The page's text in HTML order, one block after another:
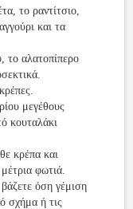
το ραντίτσιο,
και τα
το αλατοπίπερο
μεγέθους
κουταλάκι
κρέπα και
φωτιά.
όση γέμιση
σχήμα ή τις